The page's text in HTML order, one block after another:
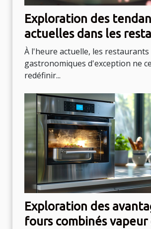
Exploration des
actuelles dans les
gastronomiques
À l'heure actuelle, les restaurants
gastronomiques d'exception ne
redéfinir...
Exploration des
fours combinés vapeur